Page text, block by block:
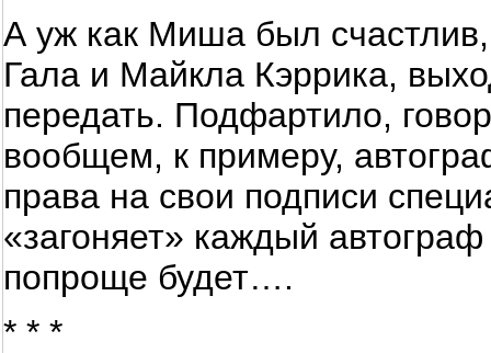
А уж как Миша был
Гала и Майкла Кэррика,
передать. Подфартило,
вообщем, к примеру,
права на свои подписи
«загоняет» каждый
попроще будет….
* * *